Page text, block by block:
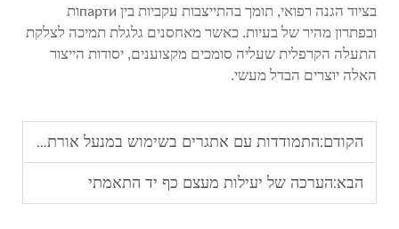
בציוד הגנה רפואי, תומך בהתייצבות עקביות בין партиות
ובפתרון מהיר של בעיות. כאשר מאחסנים גלגלת תמיכה לצלקת
התעלה הקרפלית שעליה סומכים מקצוענים, יסודות הייצור
האלה יוצרים הבדל מעשי.
הקודם:התמודדות עם אתגרים בשימוש במנעל אורתופדי
הבא:הערכה של יעילות מעצם כף יד התאמתי